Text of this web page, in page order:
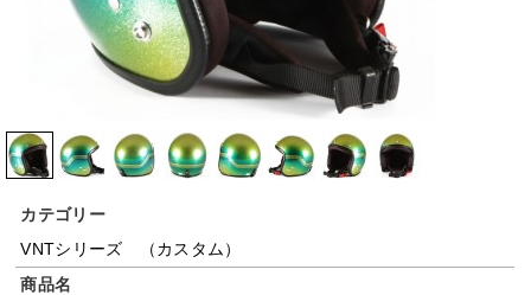
カテゴリー
VNTシリーズ （カスタム）
商品名